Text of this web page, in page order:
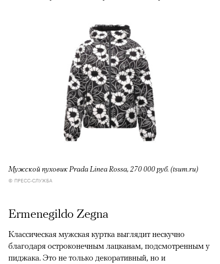
Мужской пуховик Prada Linea Rossa, 270 000 руб. (tsum.ru)
© ПРЕСС-СЛУЖБА
Ermenegildo Zegna
Классическая мужская куртка выглядит нескучно
благодаря остроконечным лацканам, подсмотренным у
пиджака. Это не только декоративный, но и